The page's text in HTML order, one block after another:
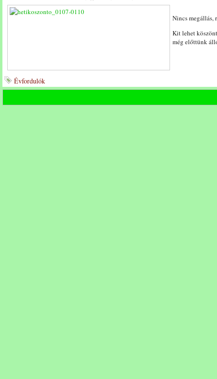
Nincs
Kit lehet
még előttünk
Évfordulók